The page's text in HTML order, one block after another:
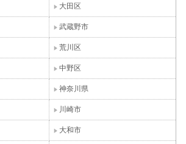
大田区
武蔵野市
荒川区
中野区
神奈川県
川崎市
大和市